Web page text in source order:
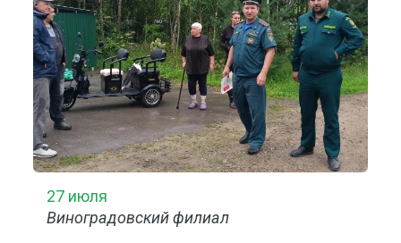
27 июля
Виноградовский филиал